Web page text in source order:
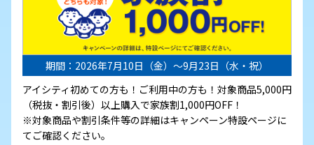
期間：2026年7月10日（金）～9月23日（水・祝）
アイシティ初めての方も！ご利用中の方も！対象商品5,000円
（税抜・割引後）以上購入で家族割1,000円OFF！
※対象商品や割引条件等の詳細はキャンペーン特設ページに
てご確認ください。